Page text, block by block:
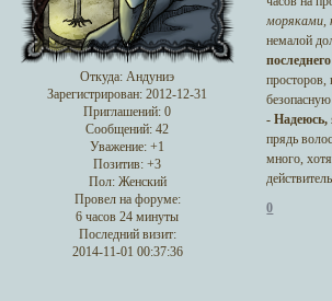
Откуда: Андуниэ
Зарегистрирован: 2012-12-31
Приглашений: 0
Сообщений: 42
Уважение: +1
Позитив: +3
Пол:Женский
Провел на форуме:
6 часов 24 минуты
Последний визит:
2014-11-01 00:37:36
моряками,
немалой
просторов,
- Надеюсь,
прядь
много,
0